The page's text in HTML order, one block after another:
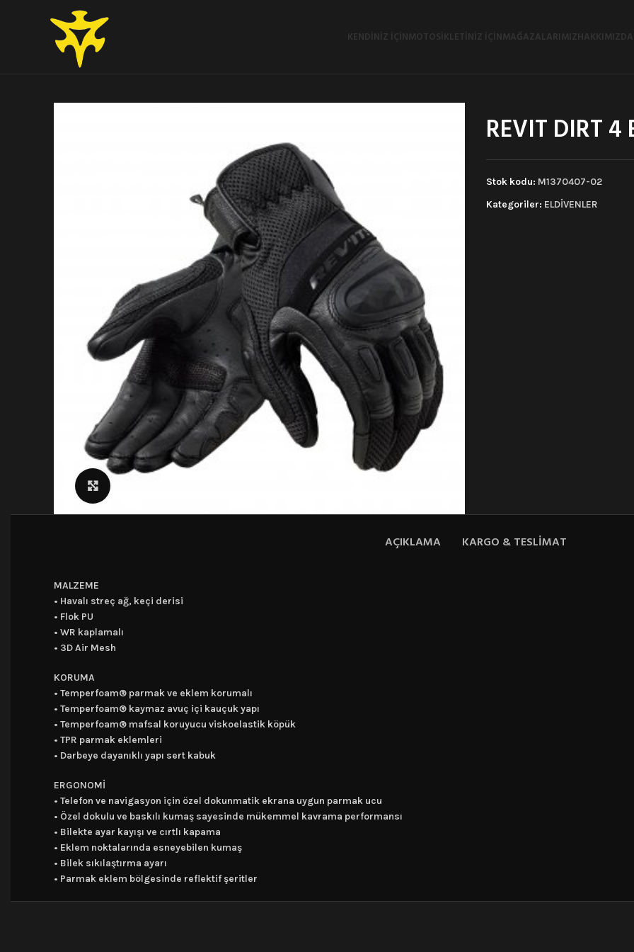
KENDINIZ İÇINMOTOSIKLETINIZ İÇINMAĞAZALARIMIZHAKKIMIZDA
REVIT DIRT
Stok kodu: M1370407-02
Kategoriler: ELDİVENLER
AÇIKLAMA KARGO & TESLIMAT
MALZEME
• Havalı streç ağ, keçi derisi
• Flok PU
• WR kaplamalı
• 3D Air Mesh
KORUMA
• Temperfoam® parmak ve eklem korumalı
• Temperfoam® kaymaz avuç içi kauçuk yapı
• Temperfoam® mafsal koruyucu viskoelastik köpük
• TPR parmak eklemleri
• Darbeye dayanıklı yapı sert kabuk
ERGONOMİ
• Telefon ve navigasyon için özel dokunmatik ekrana uygun parmak ucu
• Özel dokulu ve baskılı kumaş sayesinde mükemmel kavrama performansı
• Bilekte ayar kayışı ve cırtlı kapama
• Eklem noktalarında esneyebilen kumaş
• Bilek sıkılaştırma ayarı
• Parmak eklem bölgesinde reflektif şeritler